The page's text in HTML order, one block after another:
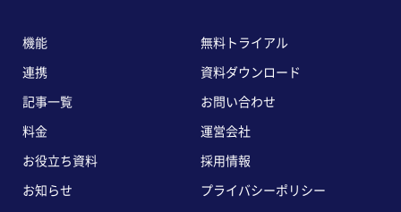
機能
連携
記事一覧
料金
お役立ち資料
お知らせ
無料トライアル
資料ダウンロード
お問い合わせ
運営会社
採用情報
プライバシーポリシー